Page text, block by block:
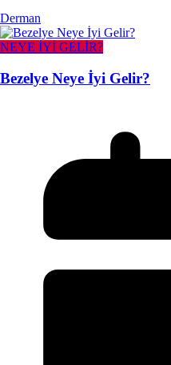
Derman
NEYE İYİ GELİR?
Bezelye Neye İyi Gelir?